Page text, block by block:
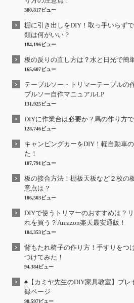
380,817ビュー
棚に引き出しをDIY！取っ手いらず
類は何がいい？
184,196ビュー
板の反りの直し方は？水と日光で簡
165,607ビュー
テーブルソー・トリマーテーブルの
ブルソー自作マニュアルLP
131,925ビュー
DIYに作業台は必要か？馬の作り方
128,746ビュー
キャンピングカーをDIY！軽自動車
た！
107,791ビュー
板の接合方法！棚板天板など２枚の
意点は？
106,503ビュー
DIYで使うトリマーのおすすめは？
れを買う？Amazon楽天最安通販！
104,353ビュー
背もたれ椅子の作り方！手すりをつ
つけてみた！
94,384ビュー
♠【カミヤ先生のDIY家具教室】プ
録ページ
90,597ビュー